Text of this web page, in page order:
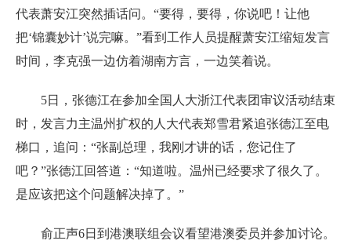
代表萧安江突然插话问。“要得，要得，你说吧！让他
把‘锦囊妙计’说完嘛。”看到工作人员提醒萧安江缩短发言
时间，李克强一边仿着湖南方言，一边笑着说。
5日，张德江在参加全国人大浙江代表团审议活动结束
时，发言力主温州扩权的人大代表郑雪君紧追张德江至电
梯口，追问：“张副总理，我刚才讲的话，您记住了
吧？”张德江回答道：“知道啦。温州已经要求了很久了。
是应该把这个问题解决掉了。”
俞正声6日到港澳联组会议看望港澳委员并参加讨论。